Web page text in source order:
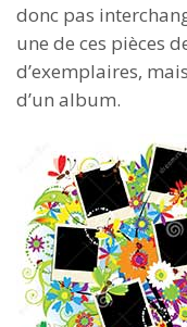
donc pas
une de ces pièces
d’exemplaires,
d’un album.